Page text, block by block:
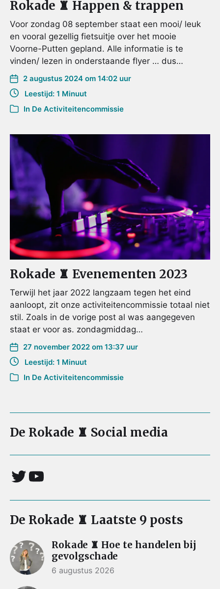
Rokade ♜ Happen & trappen
Voor zondag 08 september staat een mooi/ leuk
en vooral gezellig fietsuitje over het mooie
Voorne-Putten gepland. Alle informatie is te
vinden/ lezen in onderstaande flyer … dus…
2 augustus 2024 om 14:02 uur
Leestijd: 1 Minuut
In De Activiteitencommissie
Rokade ♜ Evenementen 2023
Terwijl het jaar 2022 langzaam tegen het eind
aanloopt, zit onze activiteitencommissie totaal niet
stil. Zoals in de vorige post al was aangegeven
staat er voor as. zondagmiddag…
27 november 2022 om 13:37 uur
Leestijd: 1 Minuut
In De Activiteitencommissie
De Rokade ♜ Social media
De Rokade ♜ Laatste 9 posts
Rokade ♜ Hoe te handelen bij
gevolgschade
6 augustus 2026